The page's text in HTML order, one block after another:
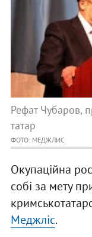
Рефат Чубаров,
татар
ФОТО: МЕДЖЛИС
Окупаційна
собі за мету
Меджліс.